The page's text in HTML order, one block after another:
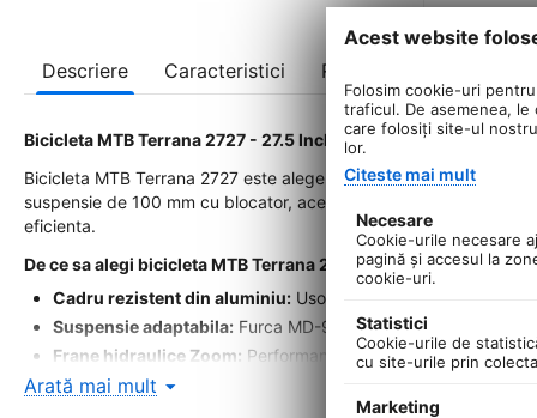
Descriere Caracteristici Recenzii
Bicicleta MTB Terrana 2727 - 27.5 Inch
Bicicleta MTB Terrana 2727 este alegerea ideala pentru
suspensie de 100 mm cu blocator, aceasta bicicleta ofera
eficienta.
De ce sa alegi bicicleta MTB Terrana 2727?
Cadru rezistent din aluminiu: Usor si durabil, perfect pentru
Suspensie adaptabila: Furca MD-995ST cu cursa de 100
Frane hidraulice Zoom: Performanta de franare superioara
Transmisie Shimano 3x8 viteze:
Include sonerie si este livrata 85% asamblata
Arată mai mult
Acest website
Folosim cookie-uri
traficul. De asemenea,
care folosiți site-ul
lor.
Citeste mai mult
Necesare
Cookie-urile necesare
pagină şi accesul la
cookie-uri.
Statistici
Cookie-urile de
cu site-urile prin
Marketing